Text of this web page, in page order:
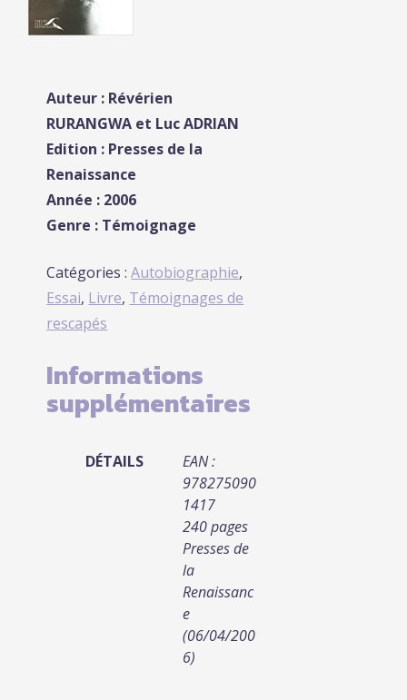
Auteur : Révérien
RURANGWA et Luc ADRIAN
Edition : Presses de la
Renaissance
Année : 2006
Genre : Témoignage
Catégories :Autobiographie,
Essai, Livre, Témoignages de
rescapés
Informations
supplémentaires
DÉTAILS
EAN :
978275090
1417
240 pages
Presses de
la
Renaissanc
e
(06/04/200
6)